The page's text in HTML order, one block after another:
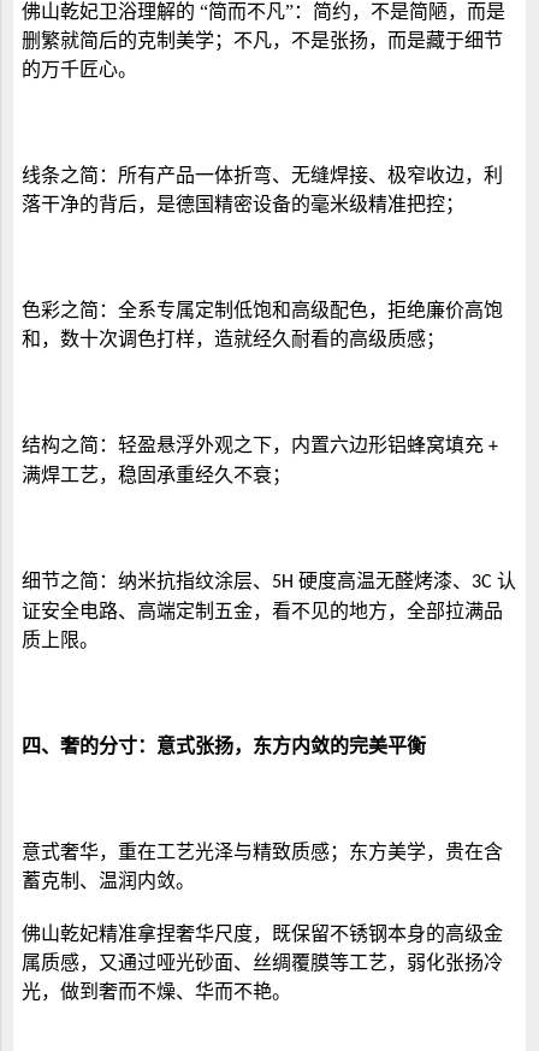
佛山乾妃卫浴理解的 “简而不凡”：简约，不是简陋，而是
删繁就简后的克制美学；不凡，不是张扬，而是藏于细节
的万千匠心。
线条之简：所有产品一体折弯、无缝焊接、极窄收边，利
落干净的背后，是德国精密设备的毫米级精准把控；
色彩之简：全系专属定制低饱和高级配色，拒绝廉价高饱
和，数十次调色打样，造就经久耐看的高级质感；
结构之简：轻盈悬浮外观之下，内置六边形铝蜂窝填充 +
满焊工艺，稳固承重经久不衰；
细节之简：纳米抗指纹涂层、 5H 硬度高温无醛烤漆、 3C 认
证安全电路、高端定制五金，看不见的地方，全部拉满品
质上限。
四、 奢的分寸：意式张扬，东方内敛的完美平衡
意式奢华，重在工艺光泽与精致质感；东方美学，贵在含
蓄克制、温润内敛。
佛山乾妃精准拿捏奢华尺度，既保留不锈钢本身的高级金
属质感，又通过哑光砂面、丝绸覆膜等工艺，弱化张扬冷
光，做到奢而不燥、华而不艳。